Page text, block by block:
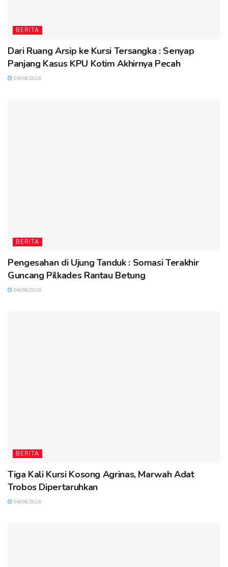
BERITA
Dari Ruang Arsip ke Kursi Tersangka : Senyap
Panjang Kasus KPU Kotim Akhirnya Pecah
06/08/2026
BERITA
Pengesahan di Ujung Tanduk : Somasi Terakhir
Guncang Pilkades Rantau Betung
06/08/2026
BERITA
Tiga Kali Kursi Kosong Agrinas, Marwah Adat
Trobos Dipertaruhkan
06/08/2026